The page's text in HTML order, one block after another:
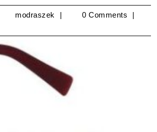
07/10/2026
modraszek modraszek
0 Comments